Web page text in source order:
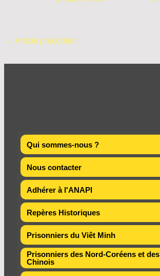
Qui sommes-nous ?
Nous contacter
Adhérer à l'ANAPI
Repères Historiques
Prisonniers du Viêt Minh
Prisonniers des Nord-Coréens et des
Chinois
← Article précédent